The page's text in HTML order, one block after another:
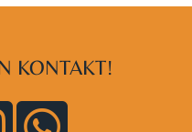
KONTAKT!